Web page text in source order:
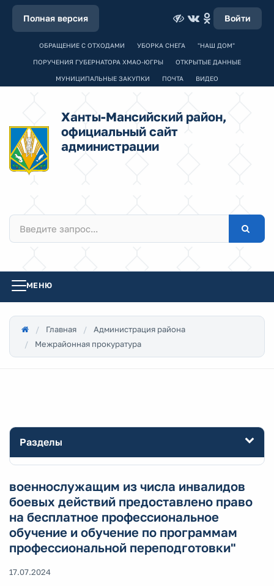
Полная версия Войти
ОБРАЩЕНИЕ С ОТХОДАМИ УБОРКА СНЕГА "НАШ ДОМ"
ПОРУЧЕНИЯ ГУБЕРНАТОРА ХМАО-ЮГРЫ ОТКРЫТЫЕ ДАННЫЕ
МУНИЦИПАЛЬНЫЕ ЗАКУПКИ ПОЧТА ВИДЕО
Ханты-Мансийский район,
официальный сайт
администрации
МЕНЮ
Главная
Администрация района
Межрайонная прокуратура
Разделы
военнослужащим из числа инвалидов
боевых действий предоставлено право
на бесплатное профессиональное
обучение и обучение по программам
профессиональной переподготовки"
17.07.2024